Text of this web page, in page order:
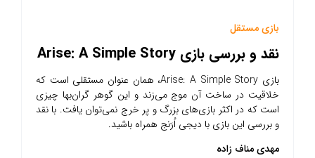
بازی مستقل
نقد و بررسی بازی Arise: A Simple Story
بازی Arise: A Simple Story، همان عنوان مستقلی است که
خلاقیت در ساخت آن موج می‌زند و این گوهر گران‌بها چیزی
است که در اکثر بازی‌های بزرگ و پر خرج نمی‌توان یافت. با نقد
و بررسی این بازی با دیجی اُرَنج همراه باشید.
مهدی مناف زاده